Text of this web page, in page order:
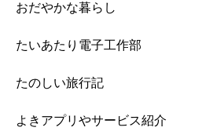
おだやかな暮らし
たいあたり電子工作部
たのしい旅行記
よきアプリやサービス紹介